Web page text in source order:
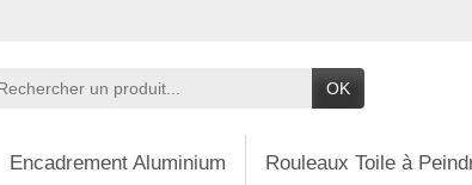
OK
Encadrement Aluminium Rouleaux Toile à